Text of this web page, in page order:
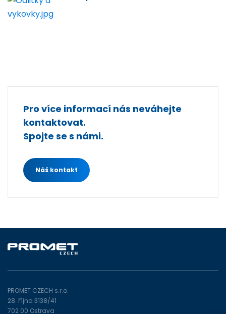
Pro více informací nás neváhejte
kontaktovat.
Spojte se s námi.
Náš kontakt
PROMET CZECH s.r.o.
28. října 3138/41
702 00 Ostrava